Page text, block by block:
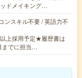
ドメイキング…
ンスキル不要 / 英語力不
上採用予定★履歴書は
までに担当…